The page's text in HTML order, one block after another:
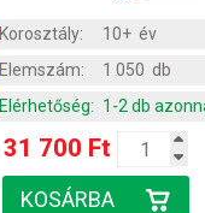
Korosztály:
10+ év
Elemszám:
1 050 db
Elérhetőség: 1-2 db
31 700 Ft